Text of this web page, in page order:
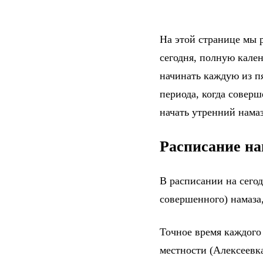
На этой странице мы
сегодня, полную
начинать каждую из
периода, когда
начать утренний
Расписание
В расписании на
совершенного)
Точное время
местности